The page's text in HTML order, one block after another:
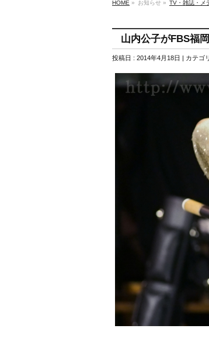
HOME » お知らせ » TV・雑誌・メ
山内公子がFBS福
投稿日 : 2014年4月18日 | カテゴ